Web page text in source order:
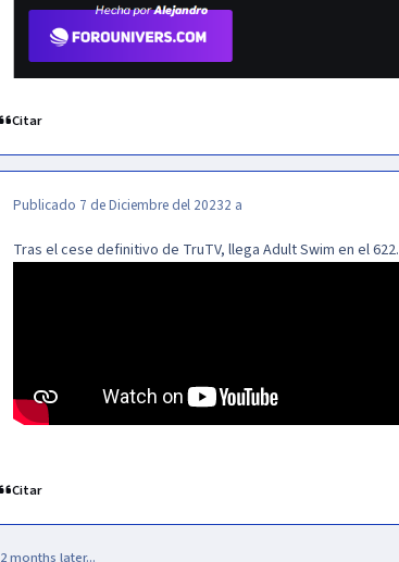
Citar
Publicado 7 de Diciembre del 20232 a
Tras el cese definitivo de TruTV, llega Adult Swim en el 622.
Citar
2 months later...